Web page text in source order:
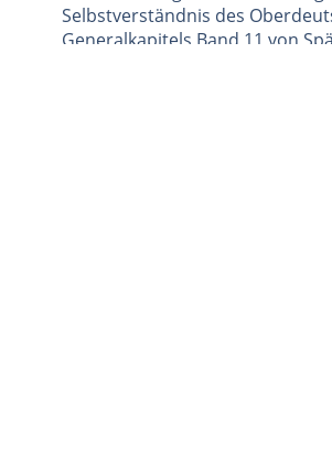
Selbstverständnis des
Generalkapitels Band 11 von